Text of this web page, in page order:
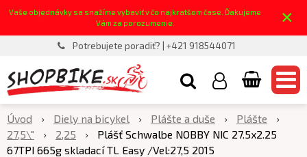
Vaše objednávky sa snažíme vybaviť v čo najkratšom čase. Ďakujeme
Vám za porozumenie.
×
Potrebujete poradiť? | +421 918544071
Úvod Diely na bicykel Plášte a duše
Plášte
27,5\"
2,25
Plášť Schwalbe NOBBY NIC 27.5x2.25
67TPI 665g skladací TL Easy /Vel:27,5 2015